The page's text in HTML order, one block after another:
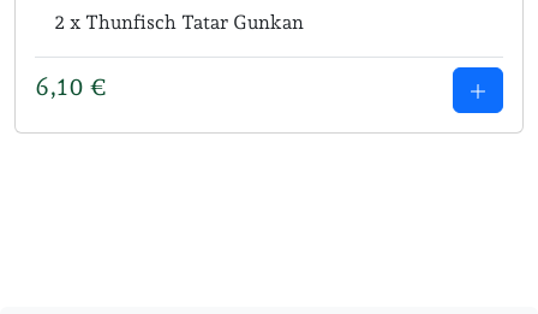
2 x Thunfisch Tatar Gunkan
6,10 €